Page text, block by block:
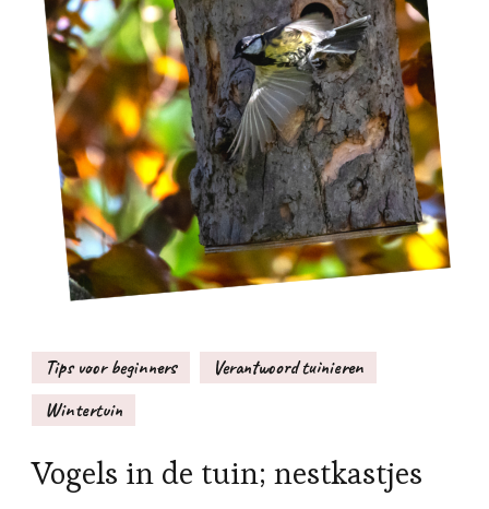
Tips voor beginners
Verantwoord tuinieren
Wintertuin
Vogels in de tuin; nestkastjes